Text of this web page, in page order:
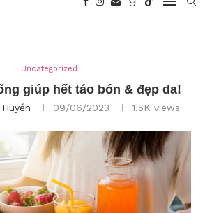
Uncategorized
giúp hết táo bón & đẹp da!
09/06/2023 1.5K views